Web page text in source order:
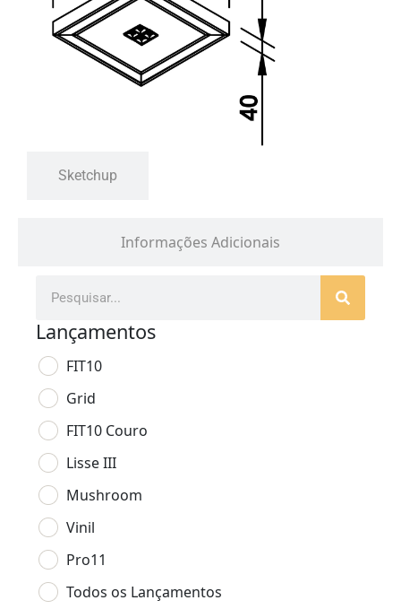
Informações Adicionais
Sketchup
Lançamentos
FIT10
Grid
FIT10 Couro
Lisse III
Mushroom
Vinil
Pro11
Todos os Lançamentos